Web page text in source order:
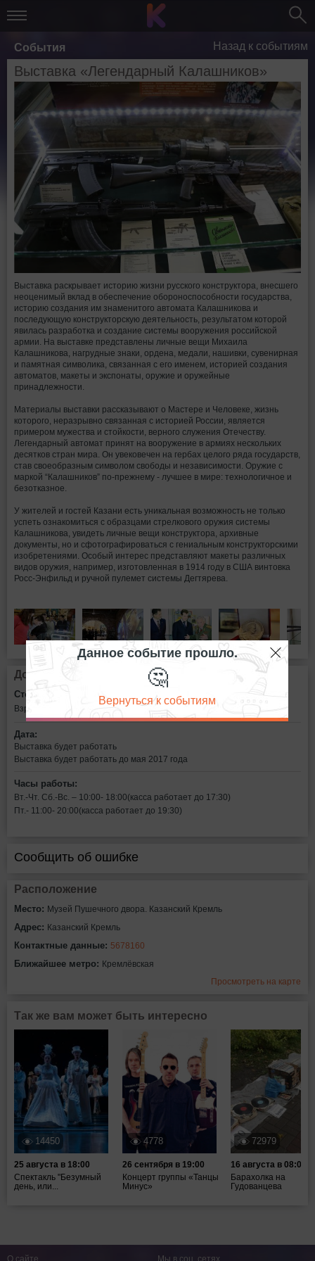
События Назад к событиям
Выставка «Легендарный Калашников»
Выставка раскрывает историю жизни русского конструктора, внесшего
неоценимый вклад в обеспечение обороноспособности государства,
историю создания им знаменитого автомата Калашникова и
последующую конструкторскую деятельность, результатом которой
явилась разработка и создание системы вооружения российской
армии. На выставке представлены личные вещи Михаила
Калашникова, нагрудные знаки, ордена, медали, нашивки, сувенирная
и памятная символика, связанная с его именем, историей создания
автоматов, макеты и экспонаты, оружие и оружейные
принадлежности.
Материалы выставки рассказывают о Мастере и Человеке, жизнь
которого, неразрывно связанная с историей России, является
примером мужества и стойкости, верного служения Отечеству.
Легендарный автомат принят на вооружение в армиях нескольких
десятков стран мира. Он увековечен на гербах целого ряда государств,
став своеобразным символом свободы и независимости. Оружие с
маркой “Калашников” по-прежнему - лучшее в мире: технологичное и
безотказное.
У жителей и гостей Казани есть уникальная возможность не только
успеть ознакомиться с образцами стрелкового оружия системы
Калашникова, увидеть личные вещи конструктора, архивные
документы, но и сфотографироваться с гениальным конструкторскими
изобретениями. Особый интерес представляют макеты различных
видов оружия, например, изготовленная в 1914 году в США винтовка
Росс-Энфильд и ручной пулемет системы Дегтярева.
Дополнительная информация
Стоимость билетов:
Взрослые – 150 руб. Студенты, пенсионеры, школьники – 80 руб.
Дата:
Выставка будет работать
Выставка будет работать до мая 2017 года
Часы работы:
Вт.-Чт. Сб.-Вс. – 10:00- 18:00(касса работает до 17:30)
Пт.- 11:00- 20:00(касса работает до 19:30)
Сообщить об ошибке
Расположение
Место: Музей Пушечного двора. Казанский Кремль
Адрес: Казанский Кремль
Контактные данные: 5678160
Ближайшее метро: Кремлёвская
Просмотреть на карте
Так же вам может быть интересно
14450
25 августа в 18:00
Спектакль "Безумный
день, или...
4778
26 сентября в 19:00
Концерт группы «Танцы
Минус»
72979
16 августа в 08:00
Барахолка на
Гудованцева
Данное событие прошло.
🤔
Вернуться к событиям
О сайте Мы в соц. сетях